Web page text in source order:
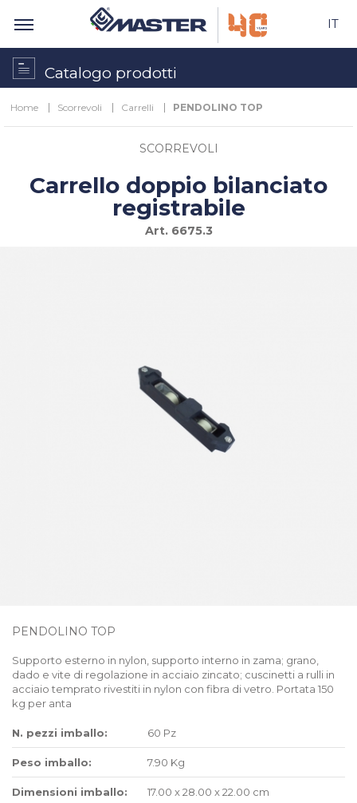
IT
Catalogo prodotti
Home Scorrevoli Carrelli PENDOLINO TOP
SCORREVOLI
Carrello doppio bilanciato
registrabile
Art.6675.3
PENDOLINO TOP
Supporto esterno in nylon, supporto interno in zama; grano,
dado e vite di regolazione in acciaio zincato; cuscinetti a rulli in
acciaio temprato rivestiti in nylon con fibra di vetro. Portata 150
kg per anta
N. pezzi imballo: 60 Pz
Peso imballo: 7.90 Kg
Dimensioni imballo: 17.00 x 28.00 x 22.00 cm